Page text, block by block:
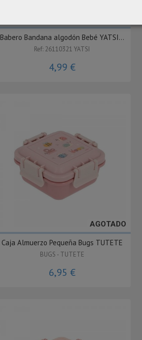
Babero Bandana algodón Bebé YATSI...
Ref: 26110321 YATSI
4,99 €
AGOTADO
Caja Almuerzo Pequeña Bugs TUTETE
BUGS - TUTETE
6,95 €